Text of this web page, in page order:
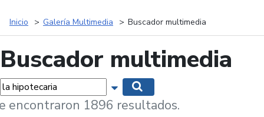
Inicio Galería Multimedia Buscador multimedia
Buscador multimedia
Mostrar opciones de búsqueda
encontraron 1896 resultados.